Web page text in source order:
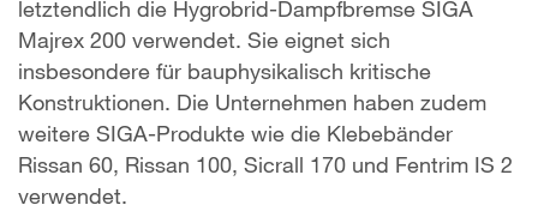
letztendlich die Hygrobrid-Dampfbremse SIGA
Majrex 200 verwendet. Sie eignet sich
insbesondere für bauphysikalisch kritische
Konstruktionen. Die Unternehmen haben zudem
weitere SIGA-Produkte wie die Klebebänder
Rissan 60, Rissan 100, Sicrall 170 und Fentrim IS 2
verwendet.